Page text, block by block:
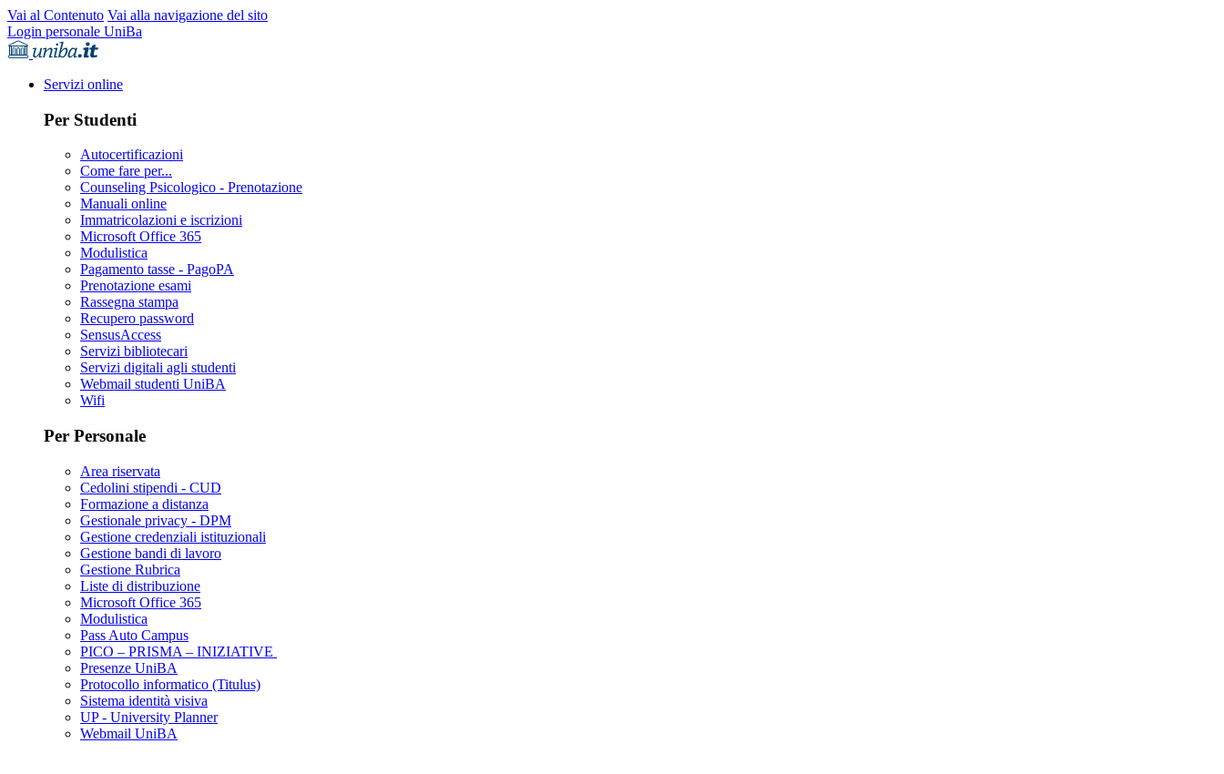
Vai al Contenuto Vai alla navigazione del sito
Login personale UniBa
Servizi online
Per Studenti
Autocertificazioni
Come fare per...
Counseling Psicologico - Prenotazione
Manuali online
Immatricolazioni e iscrizioni
Microsoft Office 365
Modulistica
Pagamento tasse - PagoPA
Prenotazione esami
Rassegna stampa
Recupero password
SensusAccess
Servizi bibliotecari
Servizi digitali agli studenti
Webmail studenti UniBA
Wifi
Per Personale
Area riservata
Cedolini stipendi - CUD
Formazione a distanza
Gestionale privacy - DPM
Gestione credenziali istituzionali
Gestione bandi di lavoro
Gestione Rubrica
Liste di distribuzione
Microsoft Office 365
Modulistica
Pass Auto Campus
PICO – PRISMA – INIZIATIVE
Presenze UniBA
Protocollo informatico (Titulus)
Sistema identità visiva
UP - University Planner
Webmail UniBA